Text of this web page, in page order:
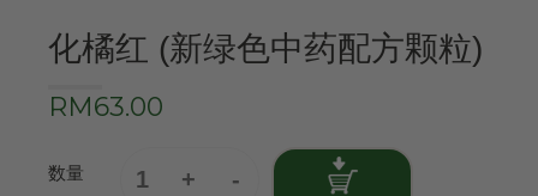
化橘红 (新绿色中药配方颗粒)
RM63.00
数量